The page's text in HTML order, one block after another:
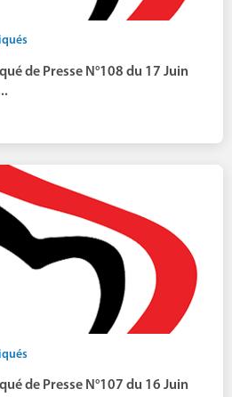
de Presse N°108 du 17 Juin
de Presse N°107 du 16 Juin